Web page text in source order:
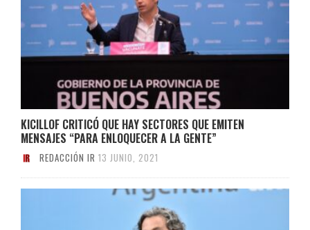
KICILLOF CRITICÓ QUE HAY SECTORES QUE EMITEN
MENSAJES “PARA ENLOQUECER A LA GENTE”
REDACCIÓN IR 13 JUNIO, 2021